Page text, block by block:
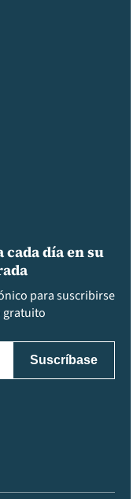
día en su
para suscribirse
gratuito